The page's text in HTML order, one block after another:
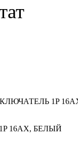
1P
16AX, БЕЛЫЙ